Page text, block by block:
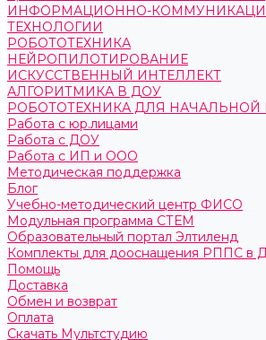
ИНФОРМАЦИОННО-
ТЕХНОЛОГИИ
РОБОТОТЕХНИКА
НЕЙРОПИЛОТИРОВАНИЕ
ИСКУССТВЕННЫЙ ИНТЕЛЛЕКТ
АЛГОРИТМИКА В ДОУ
РОБОТОТЕХНИКА ДЛЯ
Работа с юр.лицами
Работа с ДОУ
Работа с ИП и ООО
Методическая поддержка
Блог
Учебно-методический центр ФИСО
Модульная программа СТЕМ
Образовательный портал Элтиленд
Комплекты для дооснащения РППС в
Помощь
Доставка
Обмен и возврат
Оплата
Скачать Мультстудию